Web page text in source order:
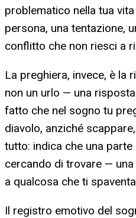
problematico nella tua
persona, una tentazione,
conflitto che non riesci a
La preghiera, invece, è la
non un urlo — una
fatto che nel sogno tu
diavolo, anziché
tutto: indica che una
cercando di trovare —
a qualcosa che ti
Il registro emotivo del